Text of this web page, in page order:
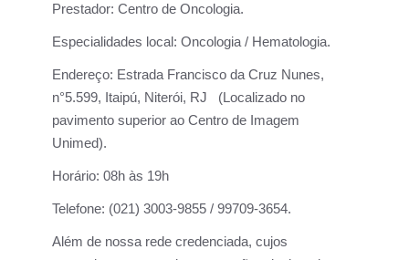
Prestador: Centro de Oncologia.
Especialidades local: Oncologia / Hematologia.
Endereço: Estrada Francisco da Cruz Nunes,
n°5.599, Itaipú, Niterói, RJ (Localizado no
pavimento superior ao Centro de Imagem
Unimed).
Horário: 08h às 19h
Telefone: (021) 3003-9855 / 99709-3654.
Além de nossa rede credenciada, cujos